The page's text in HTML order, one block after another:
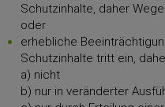
Schutzinhalte, daher
oder
erhebliche
Schutzinhalte tritt ein,
a) nicht
b) nur in veränderter